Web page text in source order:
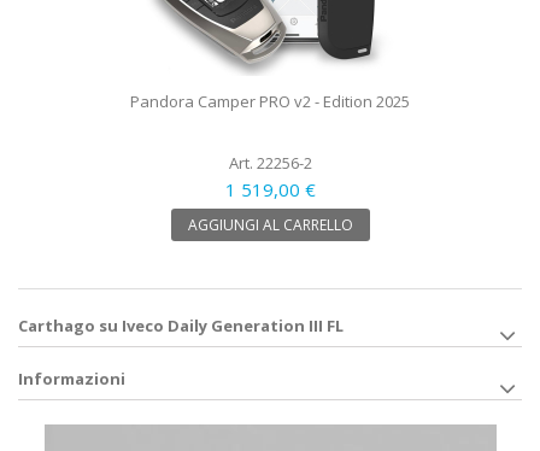
Pandora Camper PRO v2 - Edition 2025
Art. 22256-2
1 519,00 €
AGGIUNGI AL CARRELLO
Carthago su Iveco Daily Generation III FL
Informazioni